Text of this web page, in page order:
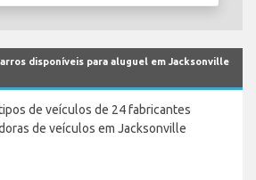
disponíveis para aluguel em Jacksonville
de veículos de 24 fabricantes
de veículos em Jacksonville